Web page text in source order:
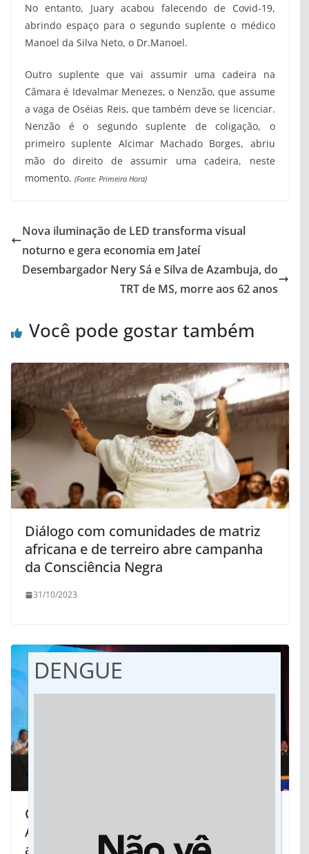
No entanto, Juary acabou falecendo de Covid-19,
abrindo espaço para o segundo suplente o médico
Manoel da Silva Neto, o Dr.Manoel.
Outro suplente que vai assumir uma cadeira na
Câmara é Idevalmar Menezes, o Nenzão, que assume
a vaga de Oséias Reis, que também deve se licenciar.
Nenzão é o segundo suplente de coligação, o
primeiro suplente Alcimar Machado Borges, abriu
mão do direito de assumir uma cadeira, neste
momento. (Fonte: Primeira Hora)
Nova iluminação de LED transforma visual
noturno e gera economia em Jateí
Desembargador Nery Sá e Silva de Azambuja, do
TRT de MS, morre aos 62 anos
Você pode gostar também
Diálogo com comunidades de matriz
africana e de terreiro abre campanha
da Consciência Negra
31/10/2023
Congresso Internacional sobre
Autismo discute inclusão e
acolhimento na fronteira
DENGUE